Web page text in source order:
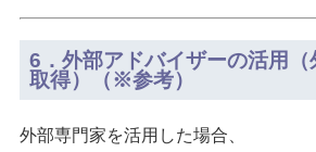
6．外部アドバイザーの活用（
取得）（※参考）
外部専門家を活用した場合、